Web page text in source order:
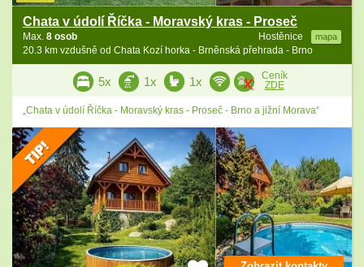
Chata v údolí Říčka - Moravský kras - Proseč
Hostěnice mapa
Max. 8 osob
20.3 km vzdušně od Chata Kozí horka - Brněnská přehrada - Brno
5x 1x 1x
Ceník
ZDE
„Chata v údolí Říčka - Moravský kras - Proseč - Brno a jižní Morava“